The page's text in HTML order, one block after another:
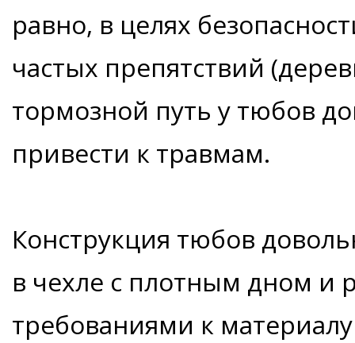
равно, в целях
частых препятствий
тормозной путь у тюбов
привести к травмам.
Конструкция тюбов
в чехле с плотным дном
требованиями к